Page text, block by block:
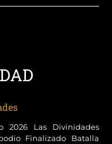
2026 Las Divinidades
Finalizado Batalla